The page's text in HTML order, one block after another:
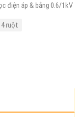
điện áp & bằng 0.6/1kV
ruột